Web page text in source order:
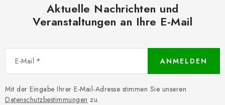
Aktuelle Nachrichten und
Veranstaltungen an Ihre E-Mail
E-Mail
Mit der Eingabe Ihrer E-Mail-Adresse stimmen Sie unseren
Datenschutzbestimmungen zu.
ANMELDEN